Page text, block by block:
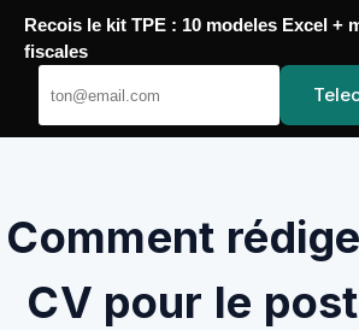
contenu
YoupiJobs
Comment
CV pour le
Recois le kit TPE : 10 modeles Excel +
fiscales